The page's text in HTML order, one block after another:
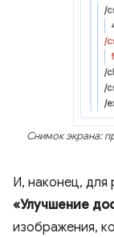
Снимок экрана:
И, наконец, для
«Улучшение
изображения,